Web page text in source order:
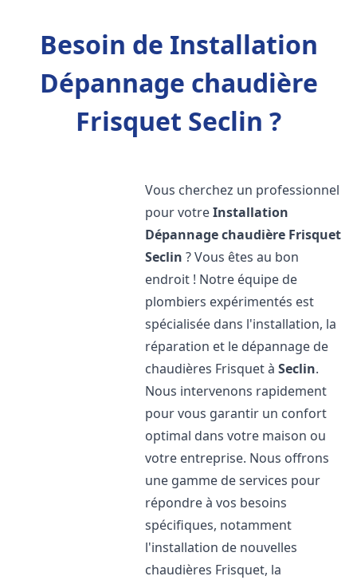
Besoin de Installation
Dépannage chaudière
Frisquet Seclin ?
Vous cherchez un professionnel
pour votreInstallation
Dépannage chaudière Frisquet
Seclin ? Vous êtes au bon
endroit ! Notre équipe de
plombiers expérimentés est
spécialisée dans l'installation, la
réparation et le dépannage de
chaudières Frisquet àSeclin.
Nous intervenons rapidement
pour vous garantir un confort
optimal dans votre maison ou
votre entreprise. Nous offrons
une gamme de services pour
répondre à vos besoins
spécifiques, notamment
l'installation de nouvelles
chaudières Frisquet, la